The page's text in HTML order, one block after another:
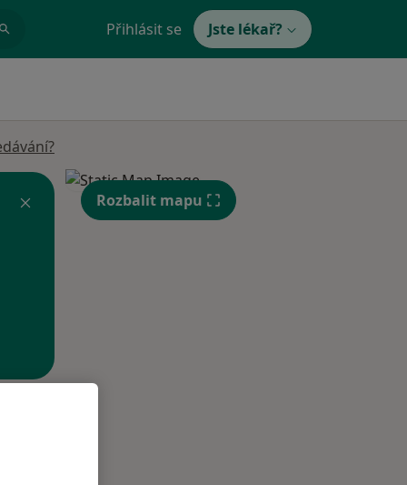
Přihlásit se Jste lékař?
Rozbalit mapu